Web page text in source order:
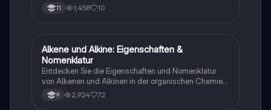
11 1,458 10
Chemie
Alkene und Alkine: Eigenschaften &
Nomenklatur
Entdecken Sie die Eigenschaften und Nomenklatur
von Alkenen und Alkinen in der organischen Chemie.
Diese Zusammenfassung behandelt die Struktur,
Isomerie, allgemeine Formeln und Reaktionen
9 2,924 72